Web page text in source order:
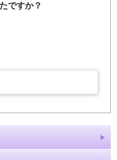
ですか？